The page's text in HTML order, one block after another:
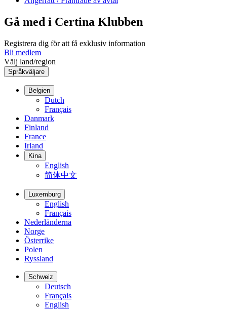
Gå med i Certina Klubben
Registrera dig för att få exklusiv information
Bli medlem
Välj land/region
Språkväljare
Belgien
Dutch
Français
Danmark
Finland
France
Irland
Kina
English
简体中文
Luxemburg
English
Français
Nederländerna
Norge
Österrike
Polen
Ryssland
Schweiz
Deutsch
Français
English